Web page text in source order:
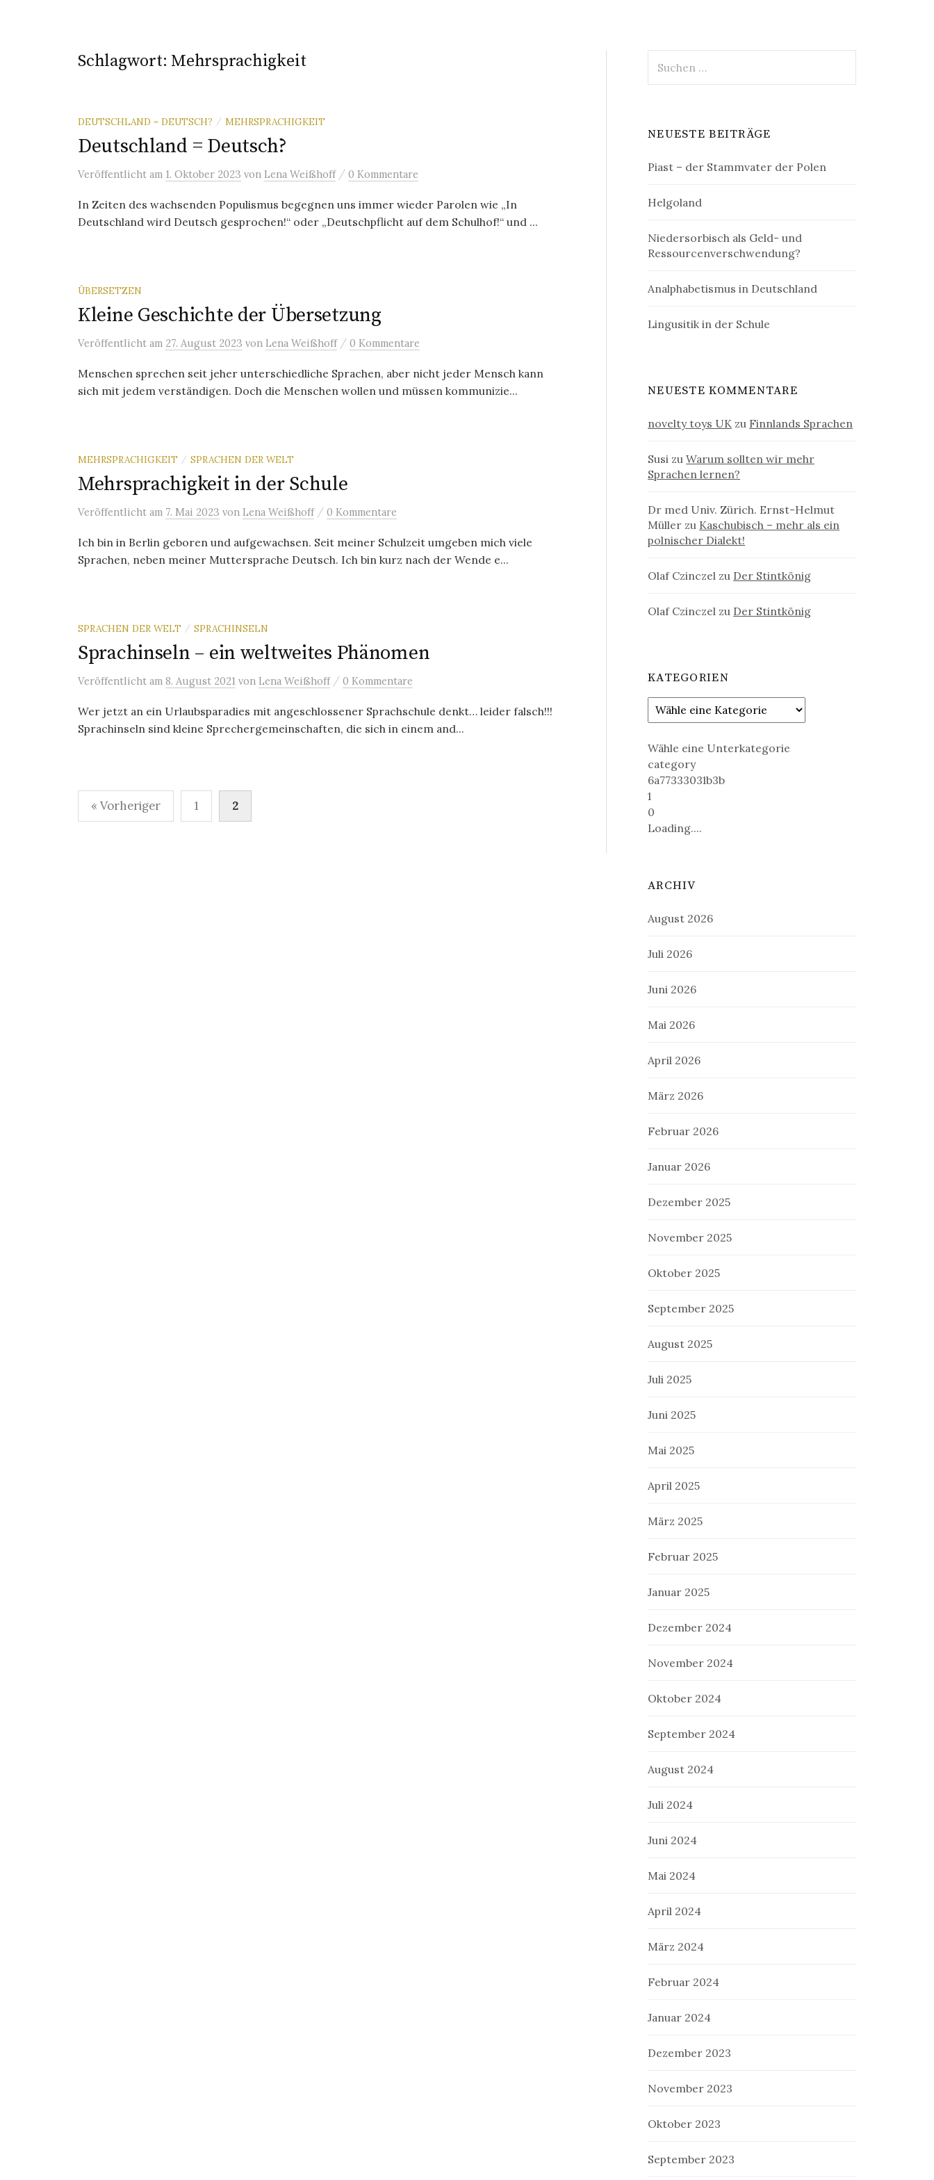
Schlagwort: Mehrsprachigkeit
DEUTSCHLAND = DEUTSCH? / MEHRSPRACHIGKEIT
Deutschland = Deutsch?
Veröffentlicht am 1. Oktober 2023 von Lena Weißhoff / 0 Kommentare
In Zeiten des wachsenden Populismus begegnen uns immer wieder Parolen wie „In
Deutschland wird Deutsch gesprochen!“ oder „Deutschpflicht auf dem Schulhof!“ und ...
ÜBERSETZEN
Kleine Geschichte der Übersetzung
Veröffentlicht am 27. August 2023 von Lena Weißhoff / 0 Kommentare
Menschen sprechen seit jeher unterschiedliche Sprachen, aber nicht jeder Mensch kann
sich mit jedem verständigen. Doch die Menschen wollen und müssen kommunizie...
MEHRSPRACHIGKEIT / SPRACHEN DER WELT
Mehrsprachigkeit in der Schule
Veröffentlicht am 7. Mai 2023 von Lena Weißhoff / 0 Kommentare
Ich bin in Berlin geboren und aufgewachsen. Seit meiner Schulzeit umgeben mich viele
Sprachen, neben meiner Muttersprache Deutsch. Ich bin kurz nach der Wende e...
SPRACHEN DER WELT / SPRACHINSELN
Sprachinseln – ein weltweites Phänomen
Veröffentlicht am 8. August 2021 von Lena Weißhoff / 0 Kommentare
Wer jetzt an ein Urlaubsparadies mit angeschlossener Sprachschule denkt… leider falsch!!!
Sprachinseln sind kleine Sprechergemeinschaften, die sich in einem and...
Seitennummerierung
« Vorheriger 1 2
nach:
NEUESTE BEITRÄGE
Piast – der Stammvater der Polen
Helgoland
Niedersorbisch als Geld- und
Ressourcenverschwendung?
Analphabetismus in Deutschland
Lingusitik in der Schule
NEUESTE KOMMENTARE
novelty toys UK zu Finnlands Sprachen
Susi zuWarum sollten wir mehr
Sprachen lernen?
Dr med Univ. Zürich. Ernst-Helmut
Müller zu Kaschubisch – mehr als ein
polnischer Dialekt!
Olaf Czinczel zu Der Stintkönig
Olaf Czinczel zu Der Stintkönig
KATEGORIEN
Wähle eine Unterkategorie
category
6a77333031b3b
1
0
Loading....
ARCHIV
August 2026
Juli 2026
Juni 2026
Mai 2026
April 2026
März 2026
Februar 2026
Januar 2026
Dezember 2025
November 2025
Oktober 2025
September 2025
August 2025
Juli 2025
Juni 2025
Mai 2025
April 2025
März 2025
Februar 2025
Januar 2025
Dezember 2024
November 2024
Oktober 2024
September 2024
August 2024
Juli 2024
Juni 2024
Mai 2024
April 2024
März 2024
Februar 2024
Januar 2024
Dezember 2023
November 2023
Oktober 2023
September 2023